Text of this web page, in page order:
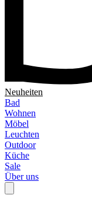
Neuheiten
Bad
Wohnen
Möbel
Leuchten
Outdoor
Küche
Sale
Über uns